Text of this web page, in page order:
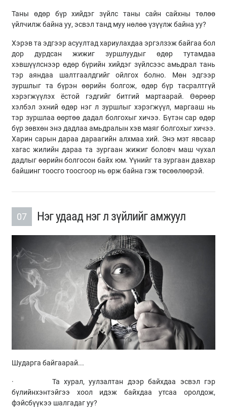
Таны өдөр бүр хийдэг зүйлс таны сайн сайхны төлөө
үйлчилж байна уу, эсвэл танд муу нөлөө үзүүлж байна уу?
Хэрэв та эдгээр асуултад хариулахдаа эргэлзэж байгаа бол
дор дурдсан жижиг зуршлуудыг өдөр тутамдаа
хэвшүүлснээр өдөр бүрийн хийдэг зүйлсээс амьдрал тань
тэр аяндаа шалтгаалдгийг ойлгох болно. Мөн эдгээр
зуршлыг та бүрэн өөрийн болгож, өдөр бүр тасралтгүй
хэрэгжүүлэх ёстой гэдгийг битгий мартаарай. Өөрөөр
хэлбэл эхний өдөр нэг л зуршлыг хэрэгжүүл, маргааш нь
тэр зуршлаа өөртөө дадал болгохыг хичээ. Бүтэн сар өдөр
бүр зөвхөн энэ дадлаа амьдралын хэв маяг болгохыг хичээ.
Харин сарын дараа дараагийн алхмаа хий. Энэ мэт явсаар
хагас жилийн дараа та зургаан жижиг боловч маш чухал
дадлыг өөрийн болгосон байх юм. Үүнийг та зургаан давхар
байшинг тоосго тоосгоор нь өрж байна гэж төсөөлөөрэй.
07 Нэг удаад нэг л зүйлийг амжуул
Шударга байгаарай...
· Та хурал, уулзалтан дээр байхдаа эсвэл гэр
бүлийнхэнтэйгээ хоол идэж байхдаа утсаа оролдож,
фэйсбүүкээ шалгадаг уу?